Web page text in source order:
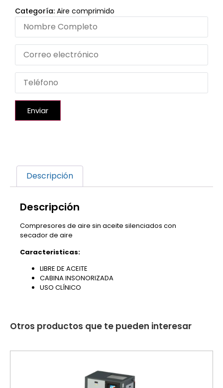
Categoría: Aire comprimido
Enviar
Descripción
Descripción
Compresores de aire sin aceite silenciados con
secador de aire
Caracteristicas:
LIBRE DE ACEITE
CABINA INSONORIZADA
USO CLÍNICO
Otros productos que te pueden interesar